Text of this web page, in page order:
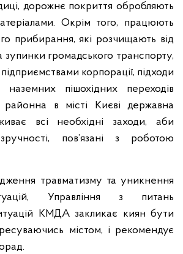
дорожнє покриття обробляють
Окрім того, працюють
прибирання, які розчищають від
зупинки громадського транспорту,
корпорації, підходи
пішохідних переходів
в місті Києві державна
всі необхідні заходи, аби
пов’язані з роботою
травматизму та уникнення
Управління з питань
КМДА закликає киян бути
містом, і рекомендує